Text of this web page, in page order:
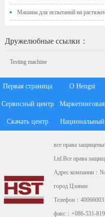
Машина для испытаний на
Дружелюбные ссылки：
Testing machine
Первая страница О Hengsi
Сервисный центр Маркетинговая
система
Скачать центр Национальный
все права
Ltd.Все права
Адрес компании：
город Цзинан
Телефон：
факс：+086-531-